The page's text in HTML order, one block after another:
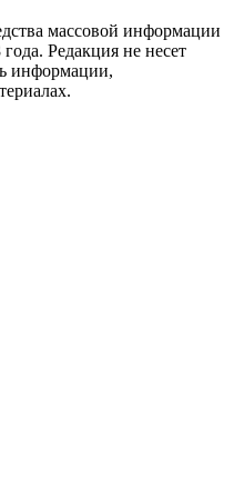
массовой информации
Редакция не несет
информации,